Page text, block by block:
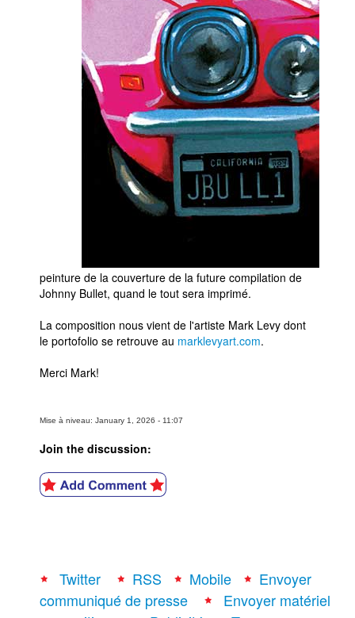
peinture de la couverture de la future compilation de
Johnny Bullet, quand le tout sera imprimé.
La composition nous vient de l'artiste Mark Levy dont
le portofolio se retrouve au marklevyart.com.
Merci Mark!
Mise à niveau: January 1, 2026 - 11:07
Join the discussion:
Twitter RSS Mobile
Envoyer
communiqué de presse
Envoyer matériel